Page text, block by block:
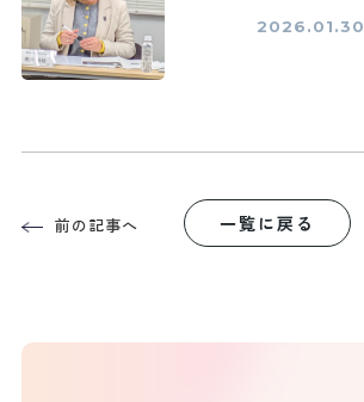
2026.01.30
前の記事へ 一覧に戻る